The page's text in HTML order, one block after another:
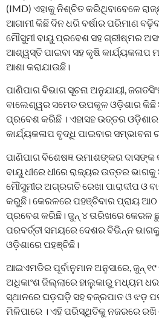
(IMD) ଏହାକୁ ନିଶ୍ଚିତ କରିଥିବାବେଳେ
ଆଗାମୀ କିଛି ଦିନ ଧରି ବର୍ଷାର ପରିମାଣ
ମୌସୁମୀ ବାୟୁ ପ୍ରବେଶ ସହ ଗ୍ରୀଷ୍ମର
ଆଶ୍ୱସ୍ତି ପାଇବା ସହ କୃଷି କାର୍ଯ୍ୟକଳାପ
ଆଶା କରାଯାଉଛି।
ପାଣିପାଗ ବିଭାଗ ସୂଚନା ଅନୁଯାୟୀ,
ବାଲେଶ୍ୱର ସମେତ ଉପକୂଳ ଓଡ଼ିଶାର କିଛି
ପ୍ରବେଶ କରିଛି । ଏହାସହ ଉତ୍ତର ଓଡ଼ିଶାର
କାର୍ଯ୍ୟକଳାପ ବୃଦ୍ଧି ପାଇବାର ସମ୍ଭାବନା
ପାଣିପାଗ ବିଶେଷଜ୍ଞ ଉମାଶଙ୍କର ଦାସଙ୍କ
ବାୟୁ ଧୀରେ ଧୀରେ ରାଜ୍ୟର ଉତ୍ତର
ମୌସୁମୀର ଅଗ୍ରଗତି ରେଖା ପାରାଦୀପ ଓ
କରୁଛି। କେରଳରେ ପହଞ୍ଚିବାର ପ୍ରାୟ ଆଠ
ପ୍ରବେଶ କରିଛି। ଜୁନ୍ ୪ ତାରିଖରେ କେରଳ
ପରବର୍ତ୍ତୀ ସମୟରେ ଦେଶର ବିଭିନ୍ନ
ଓଡ଼ିଶାରେ ପହଞ୍ଚିଛି।
ଆଇଏମଡିର ପୂର୍ବାନୁମାନ ଅନୁସାରେ, ଜୁନ୍
ଅଧିକାଂଶ ଜିଲ୍ଲାରେ ହାଲୁକାରୁ ମଧ୍ୟମ
ସ୍ଥାନରେ ଘଡ଼ଘଡ଼ି ସହ ବଜ୍ରପାତ ଓ ଝଡ଼
ମିଳିପାରେ । ଏହି ପରିସ୍ଥିତିକୁ ନଜରରେ ରଖି